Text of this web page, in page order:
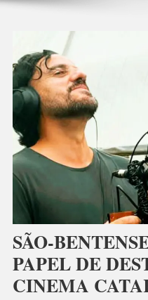
SÃO-
PAPEL DE
CINEMA